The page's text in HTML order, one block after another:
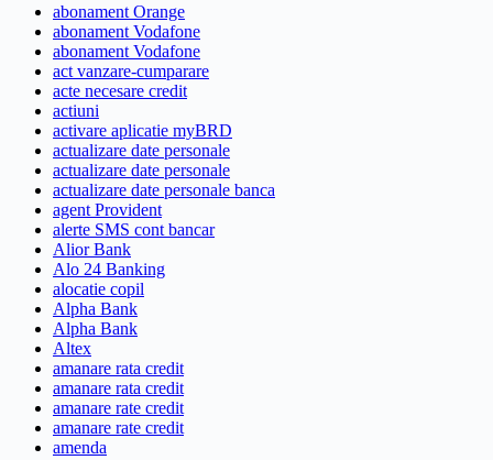
abonament Orange
abonament Vodafone
abonament Vodafone
act vanzare-cumparare
acte necesare credit
actiuni
activare aplicatie myBRD
actualizare date personale
actualizare date personale
actualizare date personale banca
agent Provident
alerte SMS cont bancar
Alior Bank
Alo 24 Banking
alocatie copil
Alpha Bank
Alpha Bank
Altex
amanare rata credit
amanare rata credit
amanare rate credit
amanare rate credit
amenda